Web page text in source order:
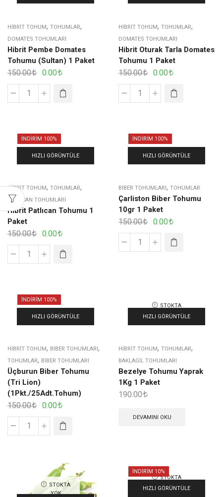
HIBRIT TOHUM, TOHUMLAR,
DOMATES TOHUMLARI
Hibrit Pembe Domates
Tohumu (Sultan) 1 Paket
150.00 0.00
HIBRIT TOHUM, TOHUMLAR,
DOMATES TOHUMLARI
Hibrit Oturak Tarla Domates
Tohumu 1 Paket
150.00 0.00
İNDIRIM 100%
HIZLI GÖRÜNTÜLE
HIBRIT TOHUM, TOHUMLAR,
PATLICAN TOHUMLARI
Hibrit Patlıcan Tohumu 1
Paket
150.00 0.00
İNDIRIM 100%
HIZLI GÖRÜNTÜLE
BIBER TOHUMLARI, TOHUMLAR
Çarliston Biber Tohumu
10gr 1 Paket
150.00 0.00
İNDIRIM 100%
HIZLI GÖRÜNTÜLE
HIBRIT TOHUM, BIBER TOHUMLARI,
TOHUMLAR, BIBER TOHUMLARI
Üçburun Biber Tohumu
(Tri Lion)
(1Pkt./25Adt.Tohum)
150.00 0.00
STOKTA
YOK
HIZLI GÖRÜNTÜLE
HIBRIT TOHUM, TOHUMLAR,
BAKLAGIL TOHUMLARI
Bezelye Tohumu Yaprak
1Kg 1 Paket
190.00
DEVAMINI OKU
STOKTA
YOK
İNDIRIM 10%
STOKTA
YOK
HIZLI GÖRÜNTÜLE